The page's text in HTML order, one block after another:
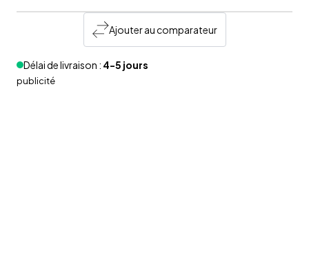
Ajouter au comparateur
Délai de livraison : 4-5 jours
publicité